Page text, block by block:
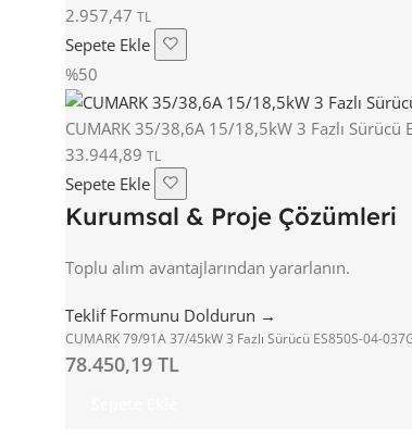
2.957,47 TL
Sepete Ekle
%50
CUMARK 35/38,6A 15/18,5kW 3 Fazlı Sürücü
33.944,89 TL
Sepete Ekle
Kurumsal & Proje Çözümleri
Toplu alım avantajlarından yararlanın.
Teklif Formunu Doldurun →
CUMARK 79/91A 37/45kW 3 Fazlı Sürücü ES850S-04-
78.450,19 TL